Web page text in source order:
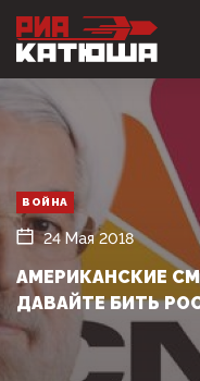
ВОЙНА
24 Мая 2018
АМЕРИКАНСКИЕ
ДАВАЙТЕ БИТЬ